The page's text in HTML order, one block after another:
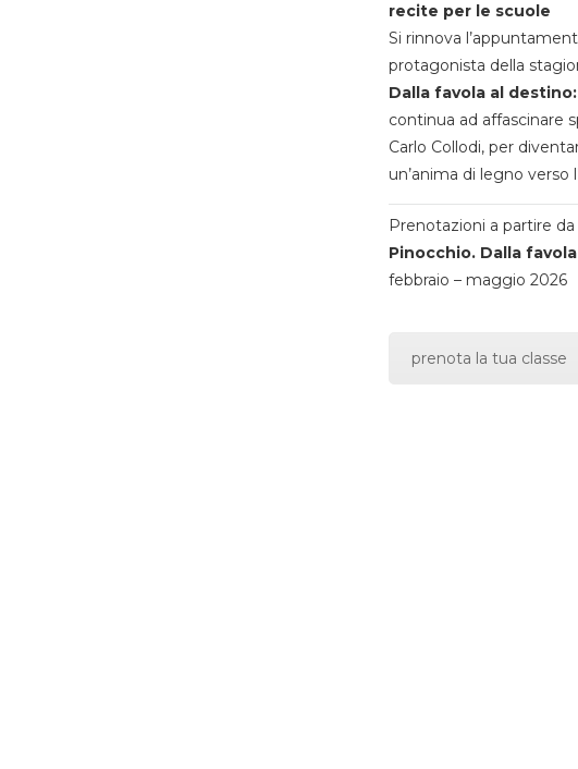
recite per le scuole
Si rinnova
protagonista della
Dalla favola al destino:
continua ad affascinare
Carlo Collodi, per
un’anima di legno verso
Prenotazioni a partire
Pinocchio. Dalla
febbraio – maggio 2026
prenota la tua classe